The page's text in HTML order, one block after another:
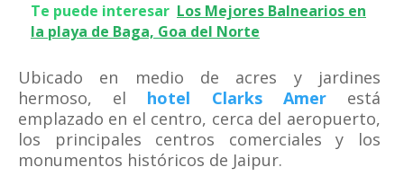
Te puede interesar Los Mejores Balnearios en
la playa de Baga, Goa del Norte
Ubicado en medio de acres y jardines
hermoso, el hotel Clarks Amerestá
emplazado en el centro, cerca del aeropuerto,
los principales centros comerciales y los
monumentos históricos de Jaipur.